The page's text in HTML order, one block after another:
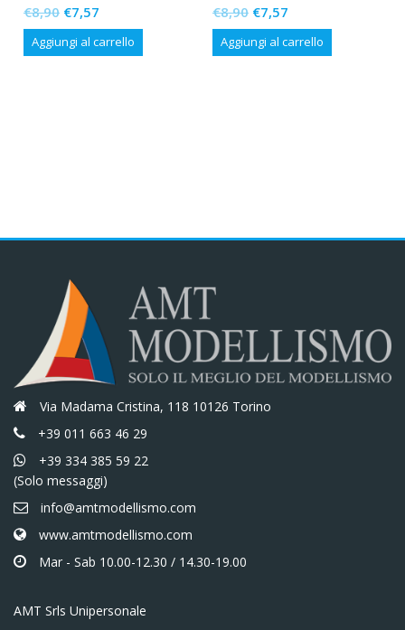
€8,90 Il
prezzo
originale
€7,57
prezzo
attuale
Aggiungi al carrello
€8,90 Il
prezzo
originale
€7,57
prezzo
attuale
Aggiungi al carrello
Via Madama Cristina, 118 10126 Torino
+39 011 663 46 29
+39 334 385 59 22
(Solo messaggi)
info@amtmodellismo.com
www.amtmodellismo.com
Mar - Sab 10.00-12.30 / 14.30-19.00
AMT Srls Unipersonale